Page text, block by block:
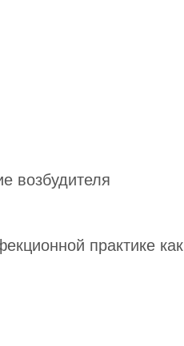
возбудителя
практике как